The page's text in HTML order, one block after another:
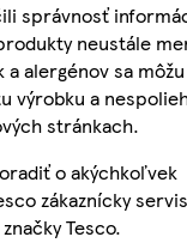
správnosť
neustále
alergénov sa môžu
výrobku a
stránkach.
o akýchkoľvek
zákaznícky
Tesco.